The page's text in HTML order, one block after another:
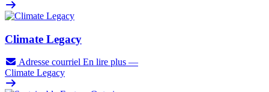
Climate Legacy
Adresse courriel En lire plus —
Climate Legacy